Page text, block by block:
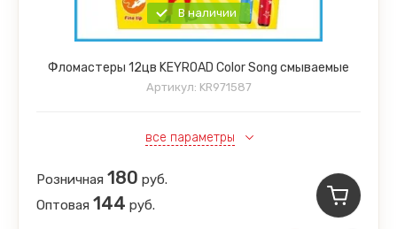
В наличии
Фломастеры 12цв KEYROAD Color Song смываемые
Артикул: KR971587
все параметры
Розничная 180 руб.
Оптовая 144 руб.